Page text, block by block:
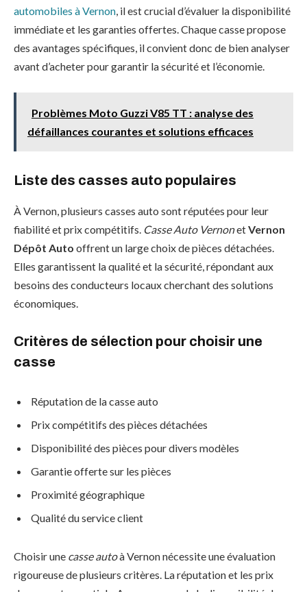
automobiles à Vernon, il est crucial d’évaluer la disponibilité
immédiate et les garanties offertes. Chaque casse propose
des avantages spécifiques, il convient donc de bien analyser
avant d’acheter pour garantir la sécurité et l’économie.
Problèmes Moto Guzzi V85 TT : analyse des
défaillances courantes et solutions efficaces
Liste des casses auto populaires
À Vernon, plusieurs casses auto sont réputées pour leur
fiabilité et prix compétitifs. Casse Auto VernonetVernon
Dépôt Auto offrent un large choix de pièces détachées.
Elles garantissent la qualité et la sécurité, répondant aux
besoins des conducteurs locaux cherchant des solutions
économiques.
Critères de sélection pour choisir une
casse
Réputation de la casse auto
Prix compétitifs des pièces détachées
Disponibilité des pièces pour divers modèles
Garantie offerte sur les pièces
Proximité géographique
Qualité du service client
Choisir une casse autoà Vernon nécessite une évaluation
rigoureuse de plusieurs critères. La réputation et les prix